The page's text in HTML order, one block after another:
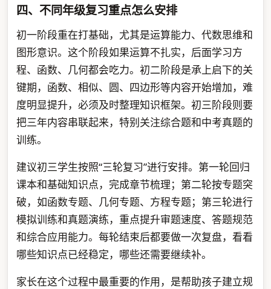
四、不同年级复习重点怎么安排
初一阶段重在打基础，尤其是运算能力、代数思维和
图形意识。这个阶段如果运算不扎实，后面学习方
程、函数、几何都会吃力。初二阶段是承上启下的关
键期，函数、相似、圆、四边形等内容开始增加，难
度明显提升，必须及时整理知识框架。初三阶段则要
把三年内容串联起来，特别关注综合题和中考真题的
训练。
建议初三学生按照“三轮复习”进行安排。第一轮回归
课本和基础知识点，完成章节梳理；第二轮按专题突
破，如函数专题、几何专题、方程专题；第三轮进行
模拟训练和真题演练，重点提升审题速度、答题规范
和综合应用能力。每轮结束后都要做一次复盘，看看
哪些知识点已经稳定，哪些还需要继续补。
家长在这个过程中最重要的作用，是帮助孩子建立规